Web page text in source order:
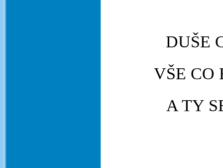
DUŠE
VŠE CO
A TY